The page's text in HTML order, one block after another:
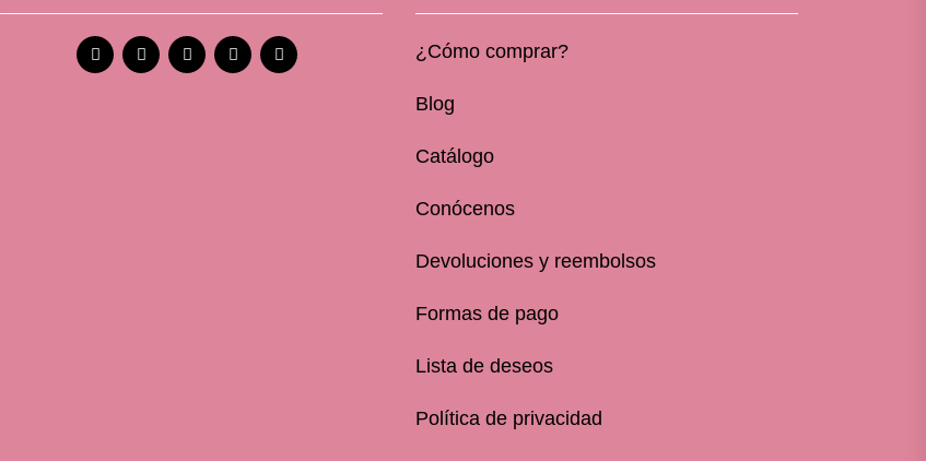
¿Cómo comprar?
Blog
Catálogo
Conócenos
Devoluciones y reembolsos
Formas de pago
Lista de deseos
Política de privacidad